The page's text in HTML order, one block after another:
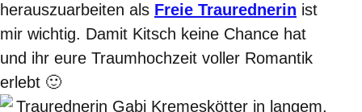
herauszuarbeiten als Freie Traurednerin ist
mir wichtig. Damit Kitsch keine Chance hat
und ihr eure Traumhochzeit voller Romantik
erlebt 🙂